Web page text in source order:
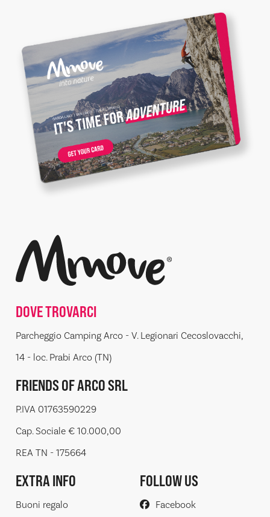
DOVE TROVARCI
Parcheggio Camping Arco - V. Legionari Cecoslovacchi,
14 - loc. Prabi Arco (TN)
FRIENDS OF ARCO SRL
P.IVA 01763590229
Cap. Sociale € 10.000,00
REA TN - 175664
EXTRA INFO
Buoni regalo
FOLLOW US
Facebook